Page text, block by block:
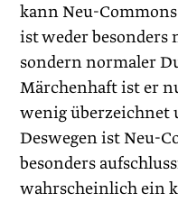
kann Neu-
ist weder besonders
sondern normaler
Märchenhaft ist er
wenig überzeichnet
Deswegen ist Neu-
besonders
wahrscheinlich ein